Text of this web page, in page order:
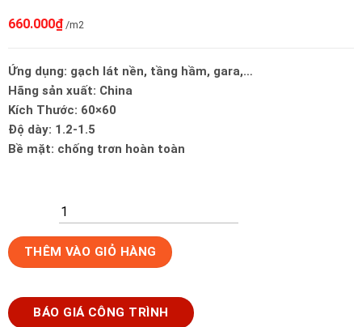
660.000₫ /m2
Ứng dụng: gạch lát nền, tầng hầm, gara,…
Hãng sản xuất: China
Kích Thước: 60×60
Độ dày: 1.2-1.5
Bề mặt: chống trơn hoàn toàn
Gạch
Ốp
60x60
Trung
THÊM VÀO GIỎ HÀNG
BÁO GIÁ CÔNG TRÌNH